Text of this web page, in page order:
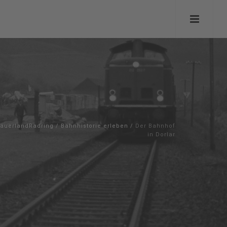
/ Bahnhistorie erleben / Der Bahnhof
in Dorlar